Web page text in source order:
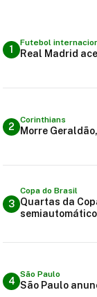
1
Futebol
Real Madrid
2
Corinthians
Morre
3
Copa do Brasil
Quartas da
semiautomático
4
São Paulo
São Paulo